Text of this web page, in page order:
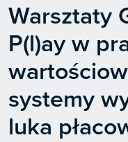
PRODUKTY
SZUKAJ
Klasyfikacja
Szkolenia
Abonamenty
KSeF
Dziennik Gazeta
Warsztaty
P(l)ay w
systemy
luka